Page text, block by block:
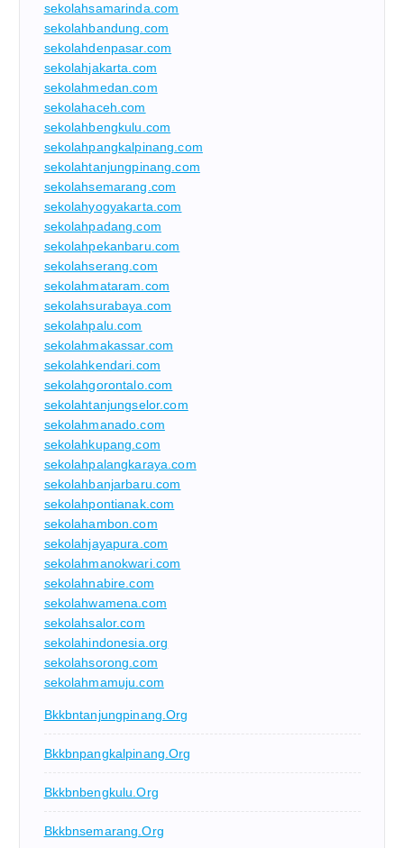
sekolahsamarinda.com
sekolahbandung.com
sekolahdenpasar.com
sekolahjakarta.com
sekolahmedan.com
sekolahaceh.com
sekolahbengkulu.com
sekolahpangkalpinang.com
sekolahtanjungpinang.com
sekolahsemarang.com
sekolahyogyakarta.com
sekolahpadang.com
sekolahpekanbaru.com
sekolahserang.com
sekolahmataram.com
sekolahsurabaya.com
sekolahpalu.com
sekolahmakassar.com
sekolahkendari.com
sekolahgorontalo.com
sekolahtanjungselor.com
sekolahmanado.com
sekolahkupang.com
sekolahpalangkaraya.com
sekolahbanjarbaru.com
sekolahpontianak.com
sekolahambon.com
sekolahjayapura.com
sekolahmanokwari.com
sekolahnabire.com
sekolahwamena.com
sekolahsalor.com
sekolahindonesia.org
sekolahsorong.com
sekolahmamuju.com
Bkkbntanjungpinang.org
Bkkbnpangkalpinang.org
Bkkbnbengkulu.org
Bkkbnsemarang.org